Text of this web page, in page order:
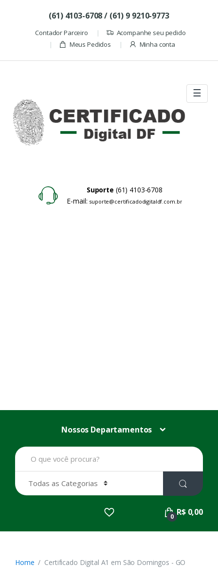
(61) 4103-6708 / (61) 9 9210-9773
Contador Parceiro
Acompanhe seu pedido
Meus Pedidos
Minha conta
☰
Suporte (61) 4103-6708
E-mail: suporte@certificadodigitaldf.com.br
Nossos Departamentos
B
u
a
r
:
0 R$ 0,00
Home Certificado Digital A1 em São Domingos - GO